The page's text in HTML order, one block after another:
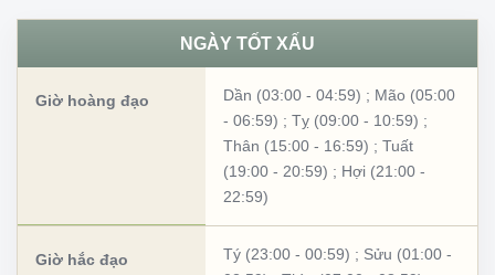
NGÀY TỐT XẤU
Giờ hoàng đạo Dần (03:00 - 04:59) ; Mão (05:00
- 06:59) ; Tỵ (09:00 - 10:59) ;
Thân (15:00 - 16:59) ; Tuất
(19:00 - 20:59) ; Hợi (21:00 -
22:59)
Giờ hắc đạo Tý (23:00 - 00:59) ; Sửu (01:00 -